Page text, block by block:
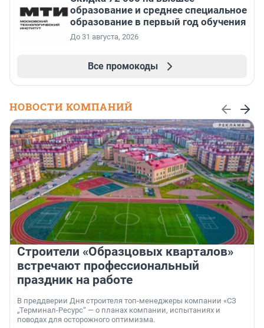
образование и среднее специальное
образование в первый год обучения
До 31 августа, 2026
Все промокоды
НОВОСТИ КОМПАНИЙ
Строители «Образцовых кварталов»
встречают профессиональный
праздник на работе
В преддверии Дня строителя топ-менеджеры компании «СЗ
„Терминал-Ресурс“ — о планах компании, испытаниях и
поводах для осторожного оптимизма.